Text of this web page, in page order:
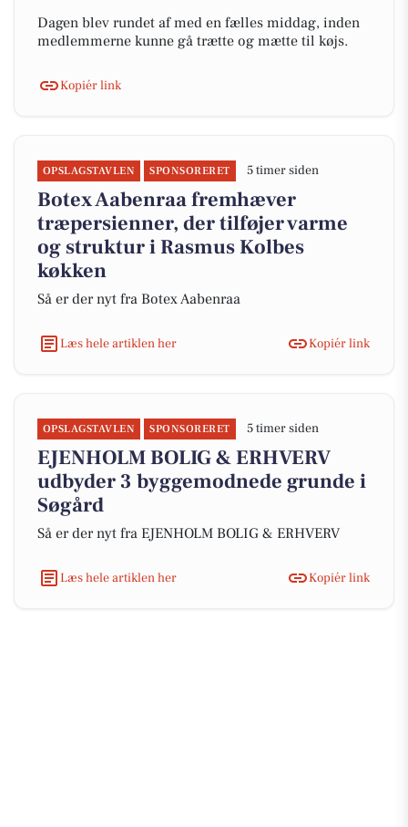
Dagen blev rundet af med en fælles middag, inden
medlemmerne kunne gå trætte og mætte til køjs.
Kopiér link
OPSLAGSTAVLEN SPONSORERET 5 timer siden
Botex Aabenraa fremhæver
træpersienner, der tilføjer varme
og struktur i Rasmus Kolbes
køkken
Så er der nyt fra Botex Aabenraa
Læs hele artiklen her Kopiér link
OPSLAGSTAVLEN SPONSORERET 5 timer siden
EJENHOLM BOLIG & ERHVERV
udbyder 3 byggemodnede grunde i
Søgård
Så er der nyt fra EJENHOLM BOLIG & ERHVERV
Læs hele artiklen her Kopiér link